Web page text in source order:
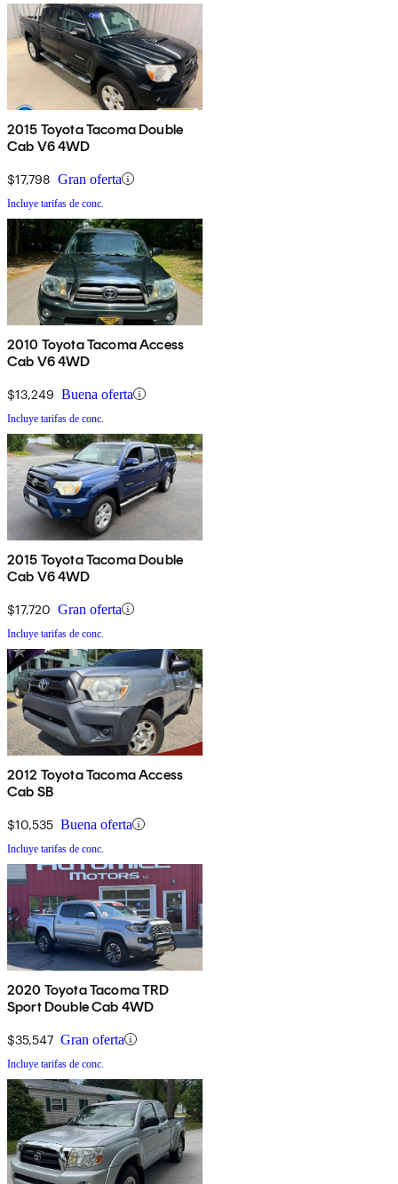
2015 Toyota Tacoma Double
Cab V6 4WD
$17,798 Gran oferta
Incluye tarifas de conc.
2010 Toyota Tacoma Access
Cab V6 4WD
$13,249 Buena oferta
Incluye tarifas de conc.
2015 Toyota Tacoma Double
Cab V6 4WD
$17,720 Gran oferta
Incluye tarifas de conc.
2012 Toyota Tacoma Access
Cab SB
$10,535 Buena oferta
Incluye tarifas de conc.
2020 Toyota Tacoma TRD
Sport Double Cab 4WD
$35,547 Gran oferta
Incluye tarifas de conc.